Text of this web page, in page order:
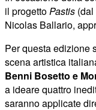
il progettoPastis (dal
Nicolas Ballario,
Per questa edizione
scena artistica
Benni Bosetto e
a ideare quattro
saranno applicate